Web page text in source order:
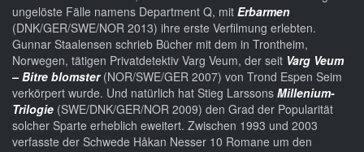
ungelöste Fälle namens Department Q, mit Erbarmen
(DNK/GER/SWE/NOR 2013) ihre erste Verfilmung erlebten.
Gunnar Staalensen schrieb Bücher mit dem in Trontheim,
Norwegen, tätigen Privatdetektiv Varg Veum, der seit Varg Veum
– Bitre blomster(NOR/SWE/GER 2007) von Trond Espen Seim
verkörpert wurde. Und natürlich hat Stieg Larssons Millenium-
Trilogie (SWE/DNK/GER/NOR 2009) den Grad der Popularität
solcher Sparte erheblich eweitert. Zwischen 1993 und 2003
verfasste der Schwede Håkan Nesser 10 Romane um den